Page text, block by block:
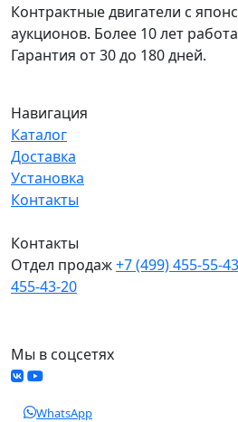
Контрактные двигатели с
аукционов. Более 10 лет
Гарантия от 30 до 180 дней.
Навигация
Каталог
Доставка
Установка
Контакты
Контакты
Отдел продаж+7 (499) 455-55-43
455-43-20
Мы в соцсетях
WhatsApp